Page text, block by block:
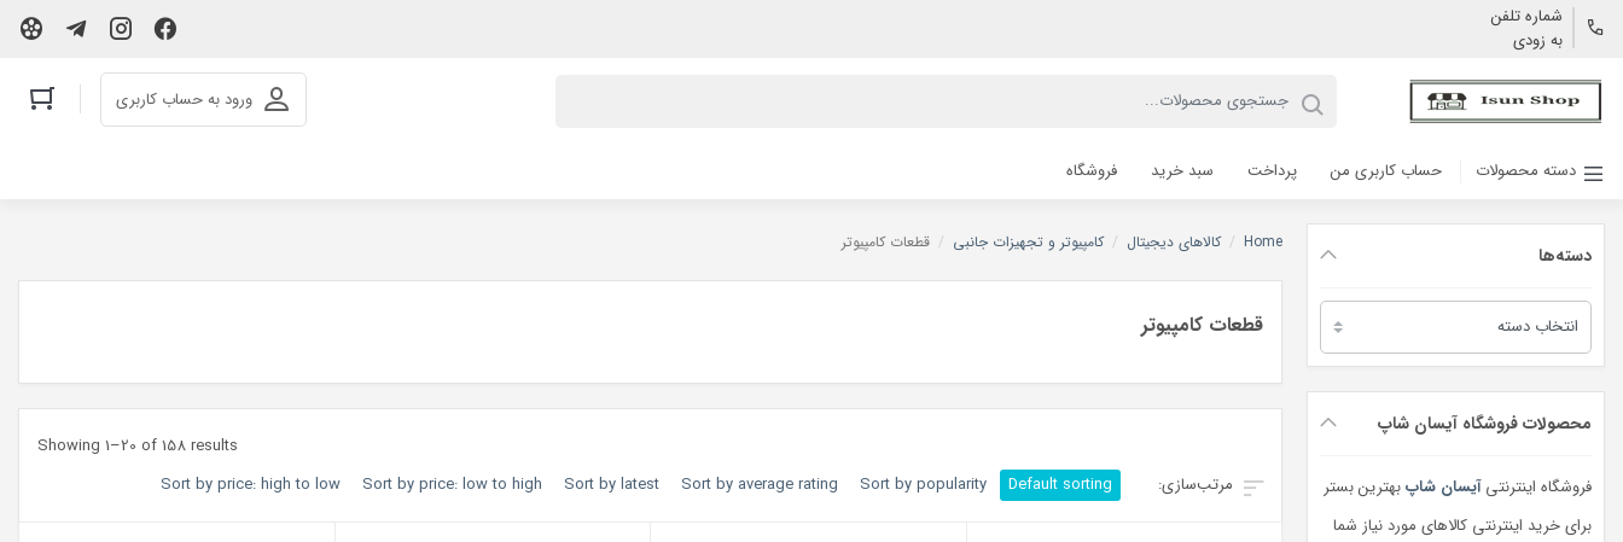
شماره تلفن
به زودی
ورود به حساب کاربری
دسته محصولات حساب کاربری من پرداخت سبد خرید فروشگاه
دسته‌ها
دسته‌ها
محصولات فروشگاه آیسان شاپ
فروشگاه اینترنتیآیسان شاپبهترین بستر
برای خرید اینترنتی کالاهای مورد نیاز شما
Home
/ کالاهای دیجیتال / کامپیوتر و تجهیزات جانبی / قطعات کامپیوتر
قطعات کامپیوتر
Showing 1–20 of 158 results
Default sorting
Sort by popularity
Sort by average rating
Sort by latest
Sort by price: low to high
Sort by price: high to low